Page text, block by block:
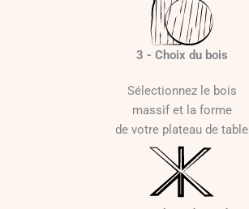
3 - Choix du bois
Sélectionnez le bois
massif et la forme
de votre plateau de table